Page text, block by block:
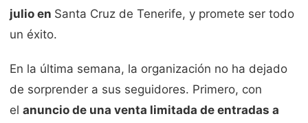
julio en Santa Cruz de Tenerife, y promete ser todo
un éxito.
En la última semana, la organización no ha dejado
de sorprender a sus seguidores. Primero, con
el anuncio de una venta limitada de entradas a